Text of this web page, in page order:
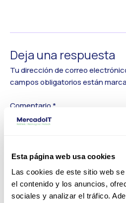
Esta página web usa cookies
Las cookies de este sitio web
el contenido y los anuncios,
sociales y analizar el tráfico.
Deja una respuesta
Tu dirección de correo
campos obligatorios están
Comentario*